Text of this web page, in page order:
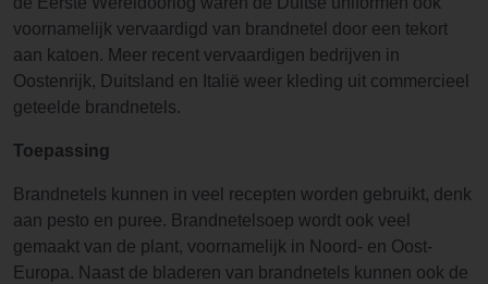
voornamelijk vervaardigd van brandnetel door een tekort
aan katoen. Meer recent vervaardigen bedrijven in
Oostenrijk, Duitsland en Italië weer kleding uit commercieel
geteelde brandnetels.
Toepassing
Brandnetels kunnen in veel recepten worden gebruikt, denk
aan pesto en puree. Brandnetelsoep wordt ook veel
gemaakt van de plant, voornamelijk in Noord- en Oost-
Europa. Naast de bladeren van brandnetels kunnen ook de